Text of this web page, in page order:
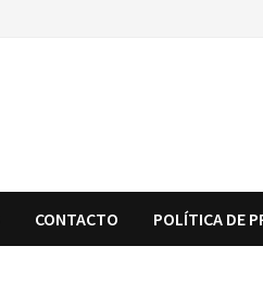
CONTACTO POLÍTICA DE